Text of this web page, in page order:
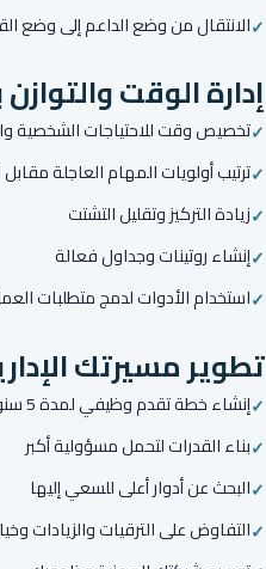
الانتقال من وضع الداعم إلى وضع
إدارة الوقت
تخصيص وقت للاحتياجات الشخصية
ترتيب أولويات المهام العاجلة
زيادة التركيز وتقليل التشتت
إنشاء روتينات وجداول فعالة
استخدام الأدوات لدمج متطلبات
تطوير مسيرتك
إنشاء خطة تقدم وظيفي لمدة 5 سنوات
بناء القدرات لتحمل مسؤولية أكبر
البحث عن أدوار أعلى للسعي إليها
التفاوض على الترقيات والزيادات